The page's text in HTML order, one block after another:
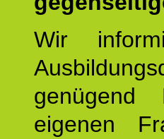
Wir
eigenen